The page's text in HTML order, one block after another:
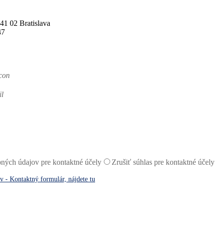
02 Bratislava
údajov pre kontaktné účely
Zrušiť súhlas pre kontaktné účely
- Kontaktný formulár, nájdete tu